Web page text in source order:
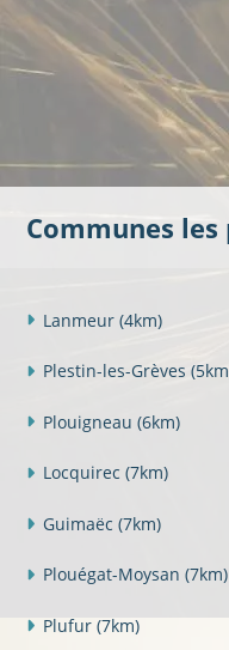
Communes
Lanmeur (4km)
Plestin-les-Grèves
Plouigneau (6km)
Locquirec (7km)
Guimaëc (7km)
Plouégat-Moysan (7km)
Plufur (7km)